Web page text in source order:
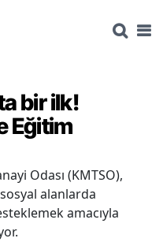
bir ilk!
Eğitim
Odası (KMTSO),
alanlarda
amacıyla